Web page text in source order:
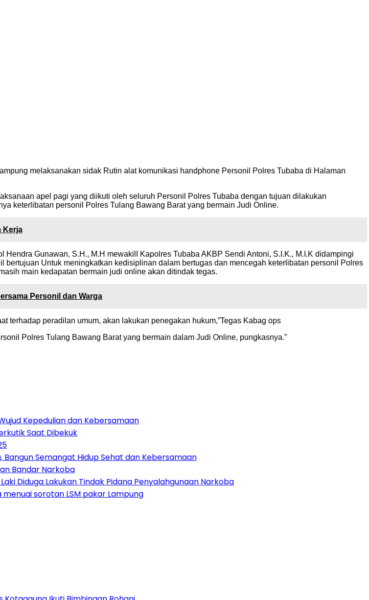
melaksanakan sidak Rutin alat komunikasi handphone Personil Polres Tubaba di Halaman
apel pagi yang diikuti oleh seluruh Personil Polres Tubaba dengan tujuan dilakukan
keterlibatan personil Polres Tulang Bawang Barat yang bermain Judi Online.
Kerja
Gunawan, S.H., M.H mewakilI Kapolres Tubaba AKBP Sendi Antoni, S.I.K., M.I.K didampingi
Untuk meningkatkan kedisiplinan dalam bertugas dan mencegah keterlibatan personil Polres
main kedapatan bermain judi online akan ditindak tegas.
Personil dan Warga
terhadap peradilan umum, akan lakukan penegakan hukum,”Tegas Kabag ops
Polres Tulang Bawang Barat yang bermain dalam Judi Online, pungkasnya.”
Kepedulian dan Kebersamaan
Saat Dibekuk
Semangat Hidup Sehat dan Kebersamaan
Bandar Narkoba
Diduga Lakukan Tindak Pidana Penyalahgunaan Narkoba
sorotan LSM pakar Lampung